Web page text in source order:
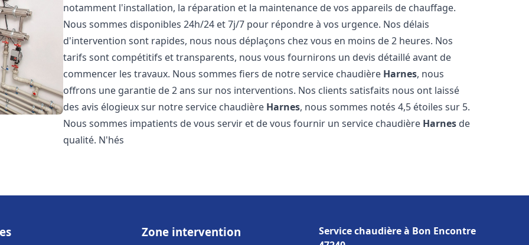
notamment l'installation, la réparation et la maintenance de vos appareils de chauffage.
Nous sommes disponibles 24h/24 et 7j/7 pour répondre à vos urgence. Nos délais
d'intervention sont rapides, nous nous déplaçons chez vous en moins de 2 heures. Nos
tarifs sont compétitifs et transparents, nous vous fournirons un devis détaillé avant de
commencer les travaux. Nous sommes fiers de notre service chaudière Harnes, nous
offrons une garantie de 2 ans sur nos interventions. Nos clients satisfaits nous ont laissé
des avis élogieux sur notre service chaudière Harnes, nous sommes notés 4,5 étoiles sur 5.
Nous sommes impatients de vous servir et de vous fournir un service chaudière Harnes de
qualité. N'hés
Zone intervention
Service chaudière à Bon Encontre